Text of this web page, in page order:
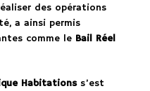
des opérations
a ainsi permis
comme le Bail Réel
Habitationss’est